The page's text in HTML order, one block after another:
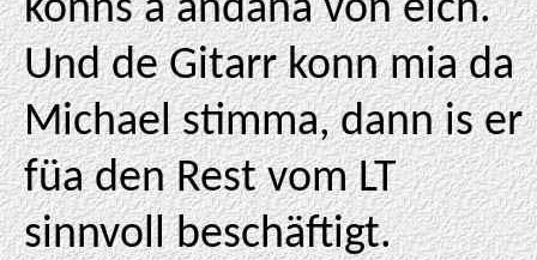
konns a andana von eich.
Und de Gitarr konn mia da
Michael stimma, dann is er
füa den Rest vom LT
sinnvoll beschäftigt.